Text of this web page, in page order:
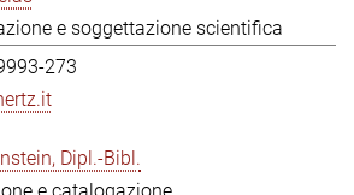
e soggettazione scientifica
273
Dipl.-Bibl.